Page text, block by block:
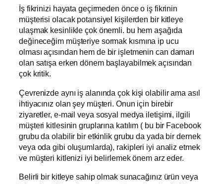
İş fikrinizi hayata geçirmeden önce o iş fikrinin
müşterisi olacak potansiyel kişilerden bir kitleye
ulaşmak kesinlikle çok önemli. bu hem aşağıda
değineceğim müşteriye sormak kısmına ip ucu
olması açısından hem de bir işletmenin can damarı
olan satışa erken dönem başlayabilmek açısından
çok kritik.
Çevrenizde aynı iş alanında çok kişi olabilir ama asıl
ihtiyacınız olan şey müşteri. Onun için birebir
ziyaretler, e-mail veya sosyal medya iletişimi, ilgili
müşteri kitlesinin gruplarına katılım ( bu bir Facebook
grubu da olabilir bir etkinlik grubu da yada bir dernek
veya oda gibi oluşumlarda), rakipleri iyi analiz etmek
ve müşteri kitlenizi iyi belirlemek önem arz eder.
Belirli bir kitleye sahip olmak sunacağınız ürün veya